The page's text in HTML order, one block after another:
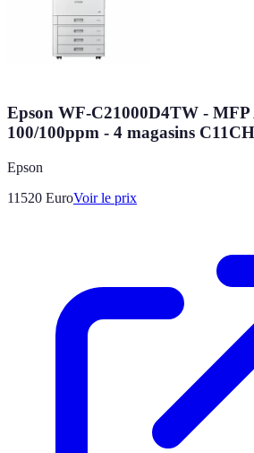
Epson WF-C21000D4TW -
100/100ppm - 4 magasins
Epson
11520 EuroVoir le prix